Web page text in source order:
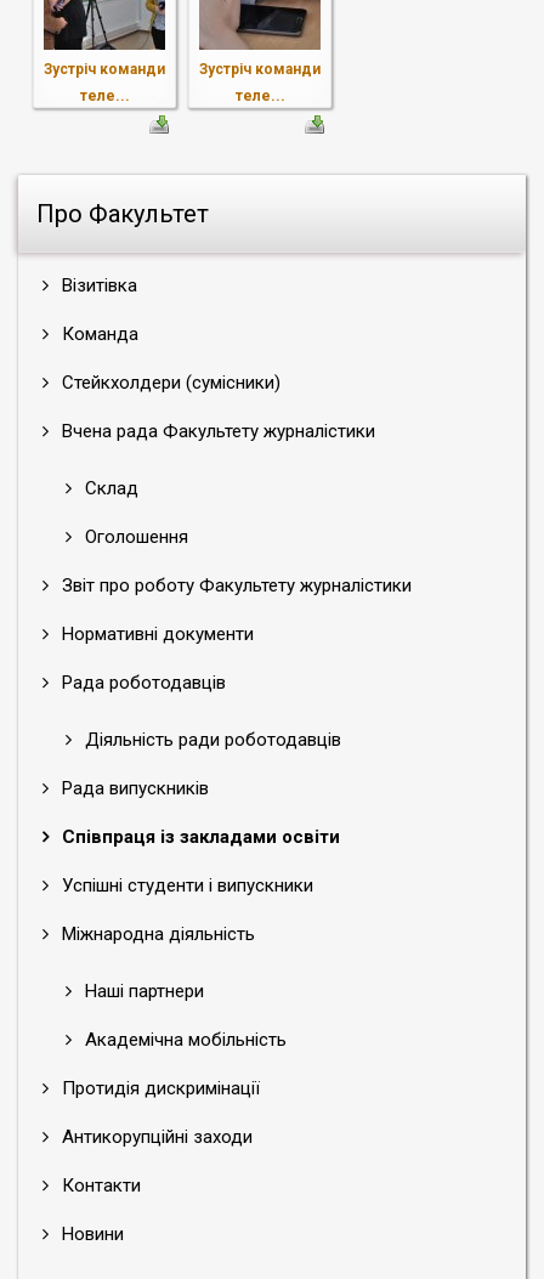
Про Факультет
Візитівка
Команда
Стейкхолдери (сумісники)
Вчена рада Факультету журналістики
Склад
Оголошення
Звіт про роботу Факультету журналістики
Нормативні документи
Рада роботодавців
Діяльність ради роботодавців
Рада випускників
Співпраця із закладами освіти
Успішні студенти і випускники
Міжнародна діяльність
Наші партнери
Академічна мобільність
Протидія дискримінації
Антикорупційні заходи
Контакти
Новини
Зустріч команди
теле...
Зустріч команди
теле...